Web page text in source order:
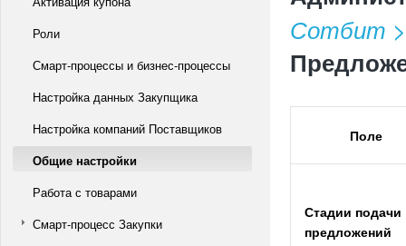
Роли
Смарт-процессы и бизнес-процессы
Настройка данных Закупщика
Настройка компаний Поставщиков
Общие настройки
Работа с товарами
Смарт-процесс Закупки
Сотбит
Поле
Стадии подачи
предложений